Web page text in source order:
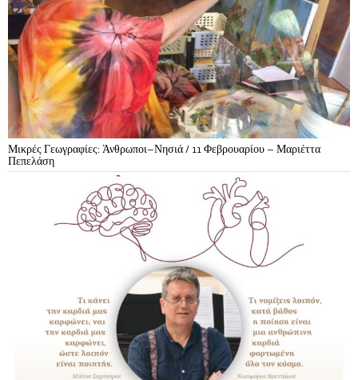
Μικρές Γεωγραφίες: Άνθρωποι–Νησιά / 11 Φεβρουαρίου – Μαριέττα
Πεπελάση